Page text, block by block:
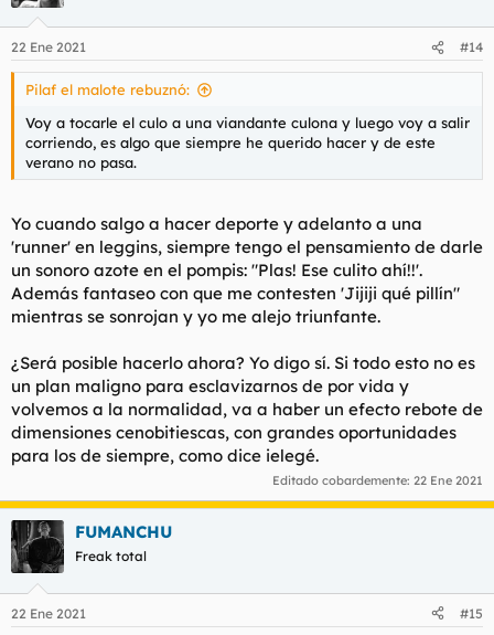
22 Ene 2021 #14
Pilaf el malote rebuznó:
Voy a tocarle el culo a una viandante culona y luego voy a salir
corriendo, es algo que siempre he querido hacer y de este
verano no pasa.
Yo cuando salgo a hacer deporte y adelanto a una
'runner' en leggins, siempre tengo el pensamiento de darle
un sonoro azote en el pompis: "Plas! Ese culito ahí!!'.
Además fantaseo con que me contesten 'Jijiji qué pillín"
mientras se sonrojan y yo me alejo triunfante.
¿Será posible hacerlo ahora? Yo digo sí. Si todo esto no es
un plan maligno para esclavizarnos de por vida y
volvemos a la normalidad, va a haber un efecto rebote de
dimensiones cenobitiescas, con grandes oportunidades
para los de siempre, como dice ielegé.
Editado cobardemente: 22 Ene 2021
FUMANCHU
Freak total
22 Ene 2021 #15